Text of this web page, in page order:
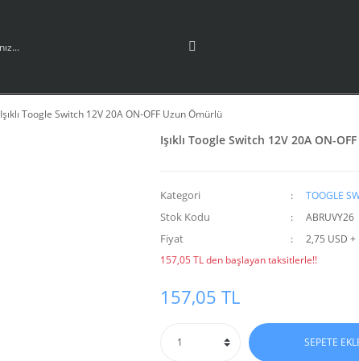
Işıklı Toogle Switch 12V 20A ON-OFF Uzun Ömürlü
Işıklı Toogle Switch 12V 20A ON-
Kategori TOOGLE
Stok Kodu ABRUVY26
Fiyat
2,75 USD +
157,05 TL den başlayan taksitlerle!!
157,05 TL
SEPETE